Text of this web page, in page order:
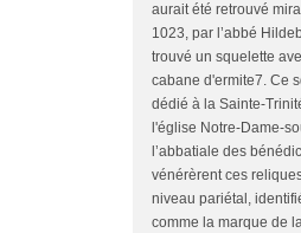
aurait été retrouvé
1023, par l’abbé
trouvé un squelette
cabane d'ermite7. Ce
dédié à la Sainte-
l'église Notre-Dame-
l’abbatiale des
vénérèrent ces
niveau pariétal,
comme la marque de